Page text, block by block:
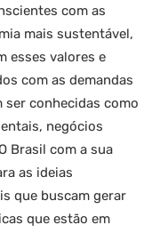
com as
mais sustentável,
esses valores e
com as demandas
ser conhecidas como
negócios
Brasil com a sua
as ideias
que buscam gerar
que estão em